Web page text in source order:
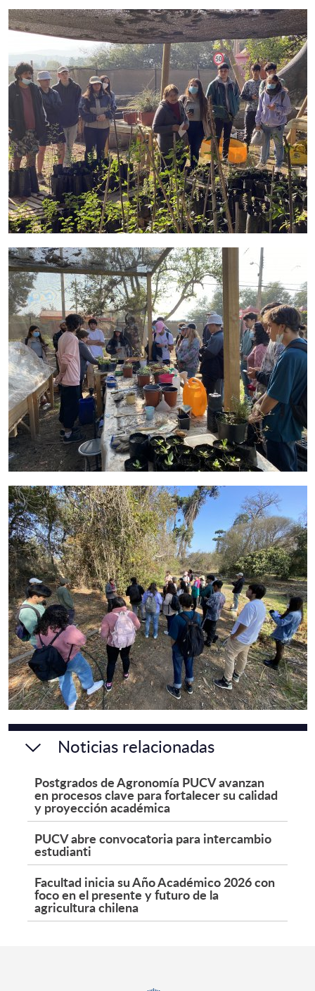
Noticias relacionadas
Postgrados de Agronomía PUCV avanzan
en procesos clave para fortalecer su calidad
y proyección académica
PUCV abre convocatoria para intercambio
estudianti
Facultad inicia su Año Académico 2026 con
foco en el presente y futuro de la
agricultura chilena